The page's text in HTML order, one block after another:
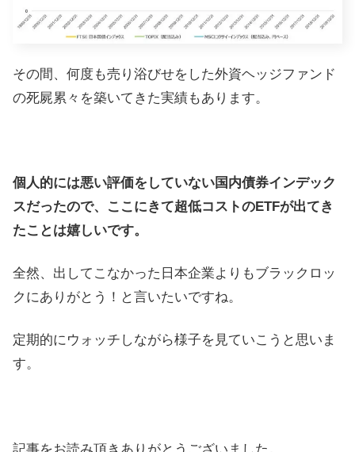
その間、何度も売り浴びせをした外資ヘッジファンド
の死屍累々を築いてきた実績もあります。
個人的には悪い評価をしていない国内債券インデック
スだったので、ここにきて超低コストのETFが出てき
たことは嬉しいです。
全然、出してこなかった日本企業よりもブラックロッ
クにありがとう！と言いたいですね。
定期的にウォッチしながら様子を見ていこうと思いま
す。
記事をお読み頂きありがとうございました。